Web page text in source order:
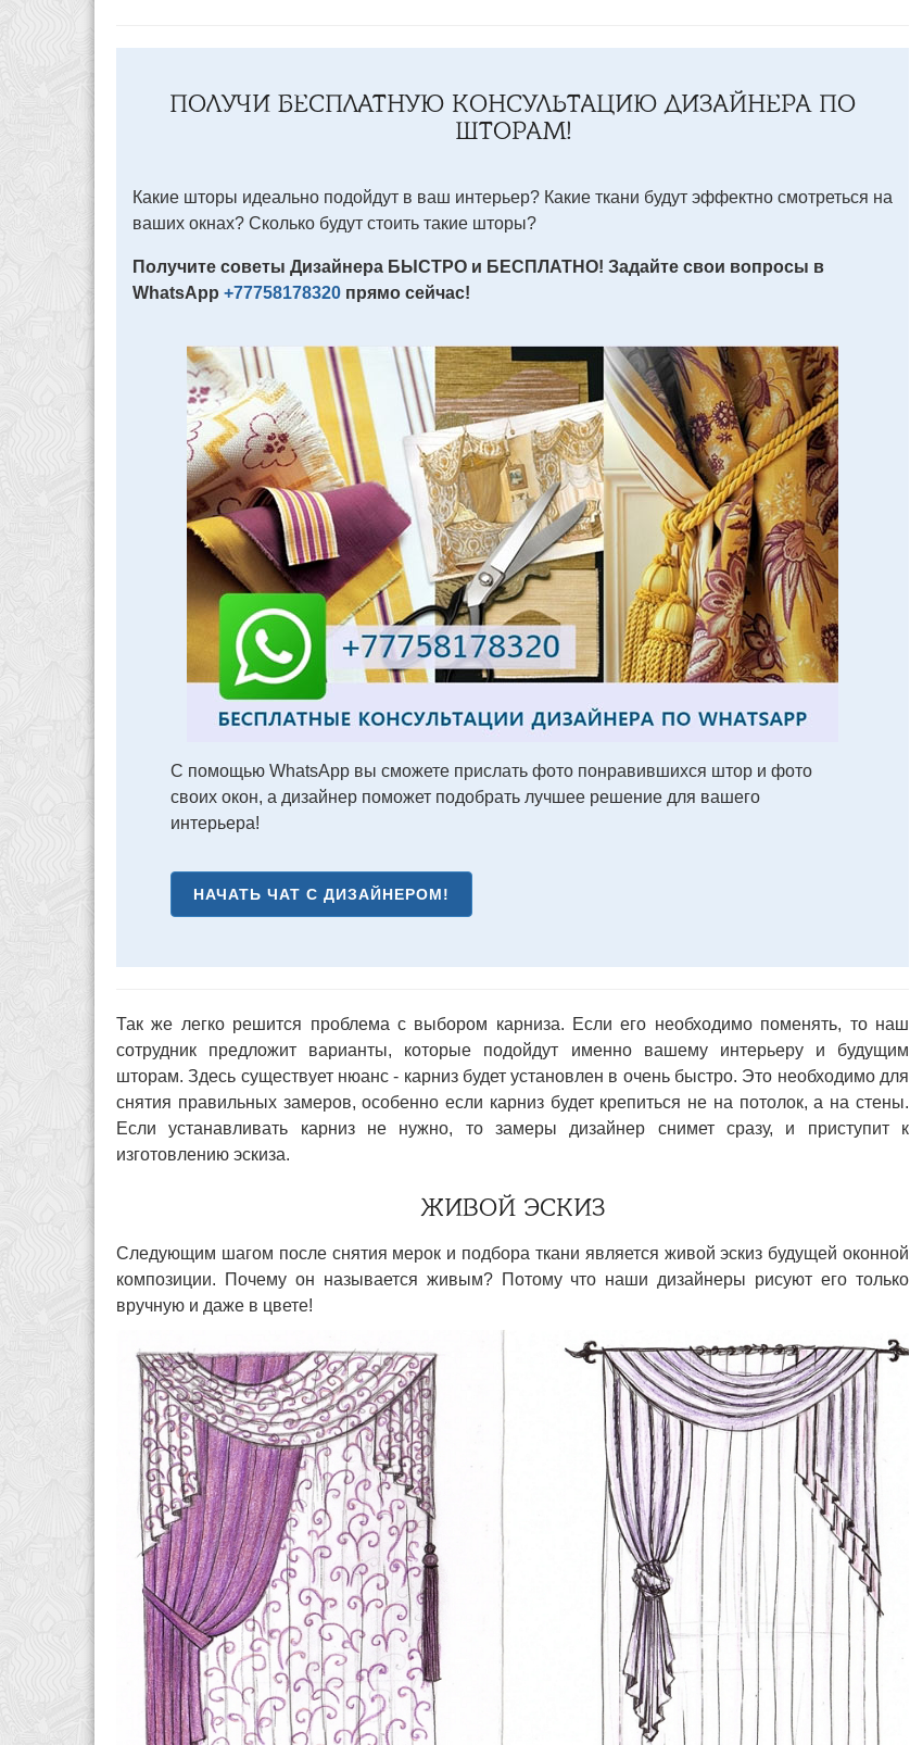
ПОЛУЧИ БЕСПЛАТНУЮ КОНСУЛЬТАЦИЮ ДИЗАЙНЕРА ПО
ШТОРАМ!
Какие шторы идеально подойдут в ваш интерьер? Какие ткани будут эффектно смотреться на
ваших окнах? Сколько будут стоить такие шторы?
Получите советы Дизайнера БЫСТРО и БЕСПЛАТНО! Задайте свои вопросы в
WhatsApp +77758178320прямо сейчас!
С помощью WhatsApp вы сможете прислать фото понравившихся штор и фото
своих окон, а дизайнер поможет подобрать лучшее решение для вашего
интерьера!
НАЧАТЬ ЧАТ С ДИЗАЙНЕРОМ!
Так же легко решится проблема с выбором карниза. Если его необходимо поменять, то наш
сотрудник предложит варианты, которые подойдут именно вашему интерьеру и будущим
шторам. Здесь существует нюанс - карниз будет установлен в очень быстро. Это необходимо для
снятия правильных замеров, особенно если карниз будет крепиться не на потолок, а на стены.
Если устанавливать карниз не нужно, то замеры дизайнер снимет сразу, и приступит к
изготовлению эскиза.
ЖИВОЙ ЭСКИЗ
Следующим шагом после снятия мерок и подбора ткани является живой эскиз будущей оконной
композиции. Почему он называется живым? Потому что наши дизайнеры рисуют его только
вручную и даже в цвете!